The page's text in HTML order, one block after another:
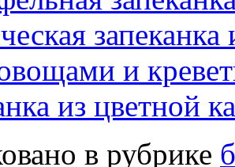
запеканка
и
из цветной
в рубрике